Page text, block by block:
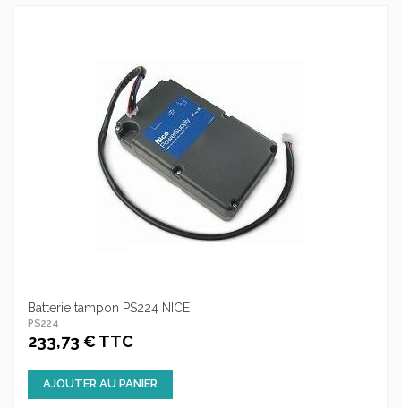
Batterie tampon PS224 NICE
PS224
233,73 € TTC
AJOUTER AU PANIER